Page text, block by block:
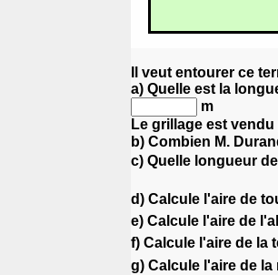
Il veut entourer ce
a) Quelle est la
m
Le grillage est
b) Combien M.
c) Quelle longueur
d) Calcule l'aire de
e) Calcule l'aire de
f) Calcule l'aire de la
g) Calcule l'aire de la